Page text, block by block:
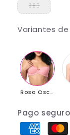
38B
Variantes
Rosa Oscuro
Pago